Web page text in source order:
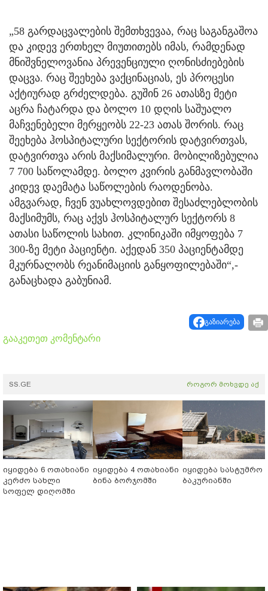
„58 გარდაცვალების შემთხვევაა, რაც საგანგაშოა
და კიდევ ერთხელ მიუთითებს იმას, რამდენად
მნიშვნელოვანია პრევენციული ღონისძიებების
დაცვა. რაც შეეხება ვაქცინაციას, ეს პროცესი
აქტიურად გრძელდება. გუშინ 26 ათასზე მეტი
აცრა ჩატარდა და ბოლო 10 დღის საშუალო
მაჩვენებელი მერყეობს 22-23 ათას შორის. რაც
შეეხება ჰოსპიტალური სექტორის დატვირთვას,
დატვირთვა არის მაქსიმალური. მობილიზებულია
7 700 საწოლამდე. ბოლო კვირის განმავლობაში
კიდევ დაემატა საწოლების რაოდენობა.
ამგვარად, ჩვენ ვუახლოვდებით შესაძლებლობის
მაქსიმუმს, რაც აქვს ჰოსპიტალურ სექტორს 8
ათასი საწოლის სახით. კლინიკაში იმყოფება 7
300-ზე მეტი პაციენტი. აქედან 350 პაციენტამდე
მკურნალობს რეანიმაციის განყოფილებაში“,-
განაცხადა გაბუნიამ.
გაზიარება
გააკეთეთ კომენტარი
SS.GE როგორ მოხვდე აქ
იყიდება 6 ოთახიანი
კერძო სახლი
სოფელ დიღომში
იყიდება 4 ოთახიანი
ბინა ბორჯომში
იყიდება სასტუმრო
ბაკურიანში